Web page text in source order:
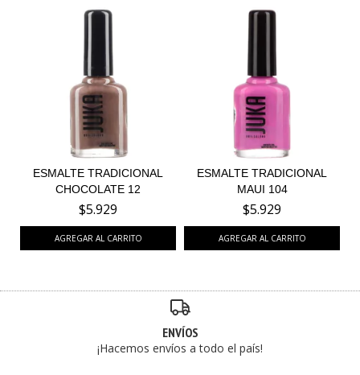
ESMALTE TRADICIONAL
CHOCOLATE 12
$5.929
ESMALTE TRADICIONAL
MAUI 104
$5.929
ENVÍOS
¡Hacemos envíos a todo el país!